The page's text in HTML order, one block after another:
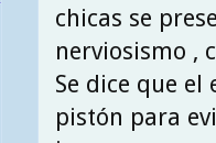
chicas se
nerviosismo ,
Se dice que
pistón para